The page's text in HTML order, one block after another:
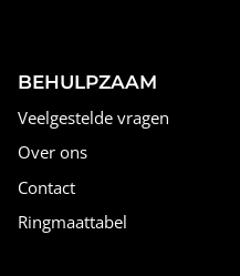
BEHULPZAAM
Veelgestelde vragen
Over ons
Contact
Ringmaattabel